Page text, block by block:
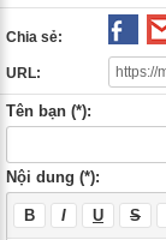
Chia sẻ:
URL:
Tên bạn (*):
Nội dung (*):
B I U S